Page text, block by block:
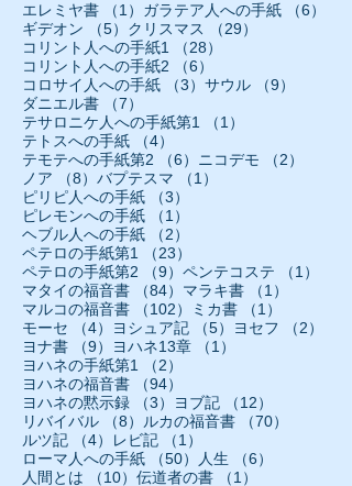
エレミヤ書 （1） 1件の記事
ガラテア人への手紙 （6）
ギデオン
（5） 5件の記事
クリスマス （29）
コリント人への手紙1
（28）
コリント人への手紙2
（6）
コロサイ人への手紙
（3） 3件の記事
サウル （9）
ダニエル書
（7）
テサロニケ人への手紙第1
（1）
テトスへの手紙
（4）
テモテへの手紙第2
（6） 6件の記事
ニコデモ （2）
ノア
（8） 8件の記事
バプテスマ （1）
ピリピ人への手紙
（3）
ピレモンへの手紙
（1）
ヘブル人への手紙
（2）
ペテロの手紙第1
（23）
ペテロの手紙第2
（9） 9件の記事
ペンテコステ （1）
マタイの福音書
（84） 84件の記事
マラキ書 （1）
マルコの福音書
（102） 102件の記事
ミカ書 （1）
モーセ
（4） 4件の記事
ヨシュア記 （5） 5件の記事
ヨセフ （2）
ヨナ書
（9） 9件の記事
ヨハネ13章 （1）
ヨハネの手紙第1
（2）
ヨハネの福音書
（94）
ヨハネの黙示録
（3） 3件の記事
ヨブ記 （12）
リバイバル
（8） 8件の記事
ルカの福音書 （70）
ルツ記
（4） 4件の記事
レビ記 （1）
ローマ人への手紙
（50） 50件の記事
人生 （6）
人間とは
（10） 10件の記事
伝道者の書 （1）